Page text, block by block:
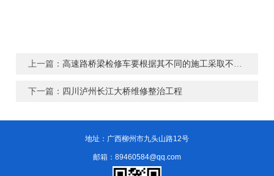
上一篇：高速路桥梁检修车要根据其不同的施工采取不同的措施
下一篇： 四川泸州长江大桥维修整治工程
地址：广西柳州市九头山路12号
邮箱：89460584@qq.com